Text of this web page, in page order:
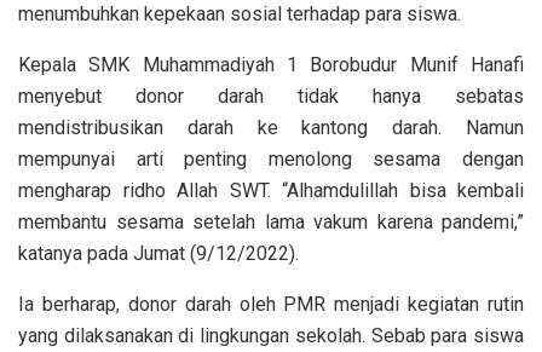
menumbuhkan kepekaan sosial terhadap para siswa.
Kepala SMK Muhammadiyah 1 Borobudur Munif Hanafi
menyebut donor darah tidak hanya sebatas
mendistribusikan darah ke kantong darah. Namun
mempunyai arti penting menolong sesama dengan
mengharap ridho Allah SWT. “Alhamdulillah bisa kembali
membantu sesama setelah lama vakum karena pandemi,”
katanya pada Jumat (9/12/2022).
Ia berharap, donor darah oleh PMR menjadi kegiatan rutin
yang dilaksanakan di lingkungan sekolah. Sebab para siswa